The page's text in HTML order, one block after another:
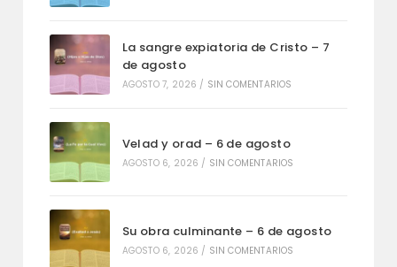
La sangre expiatoria de Cristo – 7
de agosto
AGOSTO 7, 2026 / SIN COMENTARIOS
Velad y orad – 6 de agosto
AGOSTO 6, 2026 / SIN COMENTARIOS
Su obra culminante – 6 de agosto
AGOSTO 6, 2026 / SIN COMENTARIOS